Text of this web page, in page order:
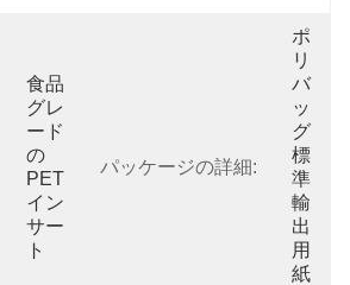
食品
グレ
ード
の
PET
イン
サー
ト
パッケージの詳細:
ポ
リ
バ
ッ
グ
標
準
輸
出
用
紙